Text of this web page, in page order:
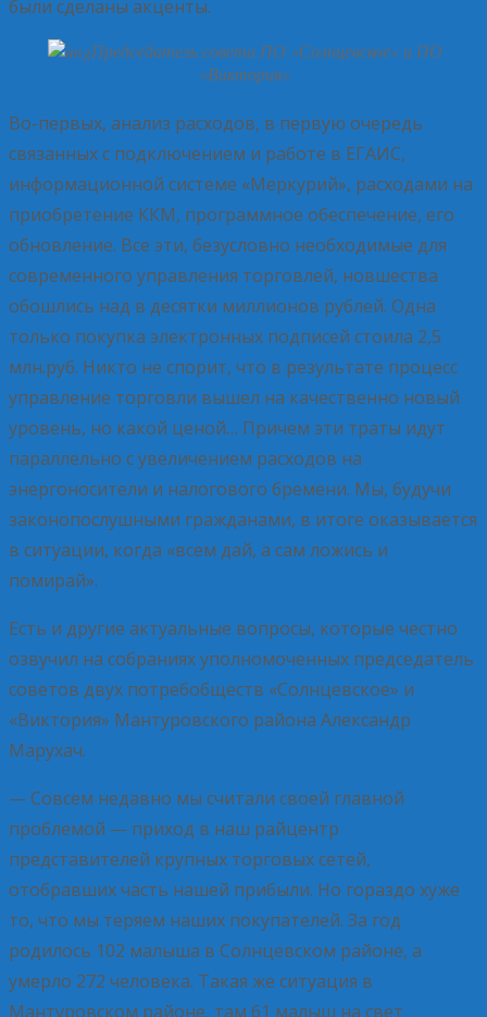
были сделаны акценты.
Председатель совета ПО «Солнцевское» и ПО
«Виктория»
Во-первых, анализ расходов, в первую очередь
связанных с подключением и работе в ЕГАИС,
информационной системе «Меркурий», расходами на
приобретение ККМ, программное обеспечение, его
обновление. Все эти, безусловно необходимые для
современного управления торговлей, новшества
обошлись над в десятки миллионов рублей. Одна
только покупка электронных подписей стоила 2,5
млн.руб. Никто не спорит, что в результате процесс
управление торговли вышел на качественно новый
уровень, но какой ценой… Причем эти траты идут
параллельно с увеличением расходов на
энергоносители и налогового бремени. Мы, будучи
законопослушными гражданами, в итоге оказывается
в ситуации, когда «всем дай, а сам ложись и
помирай».
Есть и другие актуальные вопросы, которые честно
озвучил на собраниях уполномоченных председатель
советов двух потребобществ «Солнцевское» и
«Виктория» Мантуровского района Александр
Марухач.
— Совсем недавно мы считали своей главной
проблемой — приход в наш райцентр
представителей крупных торговых сетей,
отобравших часть нашей прибыли. Но гораздо хуже
то, что мы теряем наших покупателей. За год
родилось 102 малыша в Солнцевском районе, а
умерло 272 человека. Такая же ситуация в
Мантуровском районе, там 61 малыш на свет